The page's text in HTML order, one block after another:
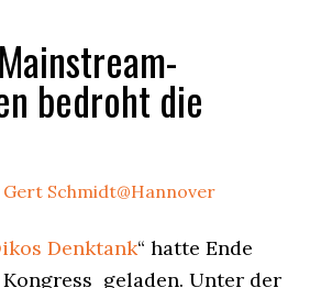
bedroht die
Gert Schmidt@Hannover
Denktank“ hatte Ende
geladen. Unter der